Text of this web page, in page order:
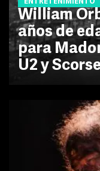
ENTRETENIMIENTO
William
años de
para
U2 y